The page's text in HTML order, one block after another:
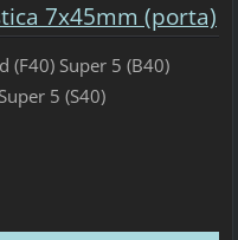
7x45mm (porta)
(F40) Super 5 (B40)
5 (S40)